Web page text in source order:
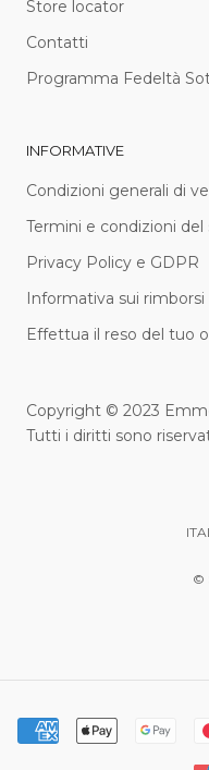
Store locator
Contatti
Programma Fedeltà
INFORMATIVE
Condizioni generali di
Termini e condizioni del
Privacy Policy e GDPR
Informativa sui rimborsi
Effettua il reso del tuo
Copyright © 2023
Tutti i diritti sono
©